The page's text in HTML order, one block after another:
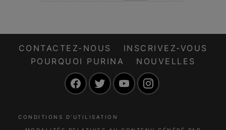
CONTACTEZ-NOUS
INSCRIVEZ-VOUS
POURQUOI PURINA
NOUVELLES
FacebookTwitter YouTube
CONDITIONS D’UTILISATION